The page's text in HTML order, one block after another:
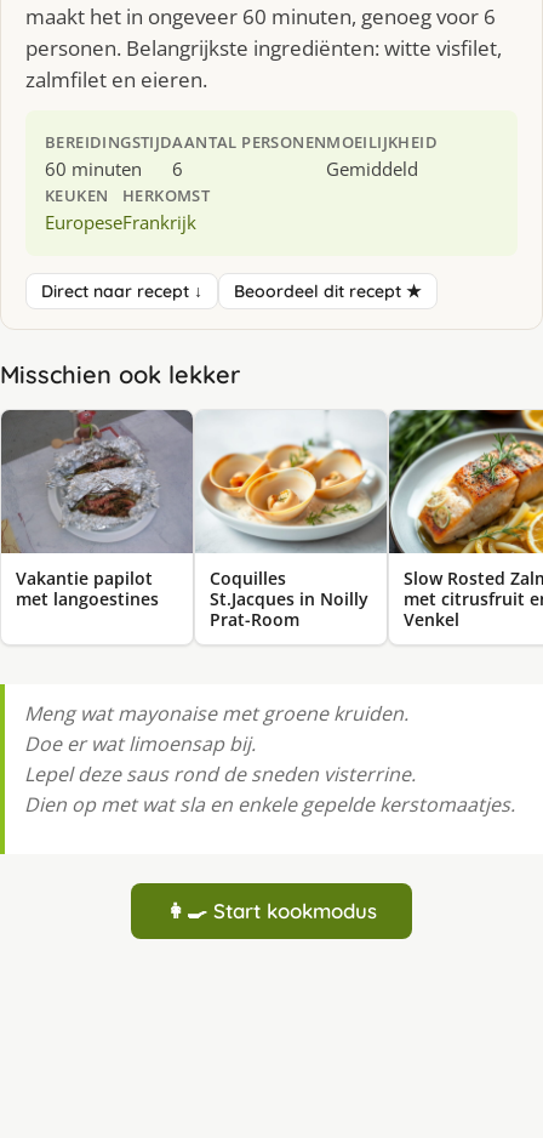
maakt het in ongeveer 60 minuten, genoeg voor 6
personen. Belangrijkste ingrediënten: witte visfilet,
zalmfilet en eieren.
BEREIDINGSTIJD
60 minuten
AANTAL PERSONEN
6
MOEILIJKHEID
Gemiddeld
KEUKEN
Europese
HERKOMST
Frankrijk
Direct naar recept ↓ Beoordeel dit recept ★
Misschien ook lekker
Vakantie papilot
met langoestines
Coquilles
St.Jacques in Noilly
Prat-Room
Slow Rosted
met citrusfruit
Venkel
Meng wat mayonaise met groene kruiden.
Doe er wat limoensap bij.
Lepel deze saus rond de sneden visterrine.
Dien op met wat sla en enkele gepelde kerstomaatjes.
👩‍🍳 Start kookmodus